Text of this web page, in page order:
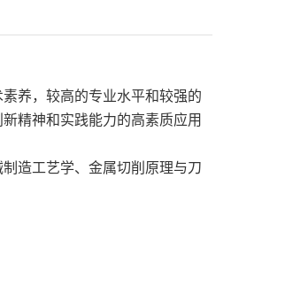
养，较高的专业水平和较强的
精神和实践能力的高素质应用
造工艺学、金属切削原理与刀